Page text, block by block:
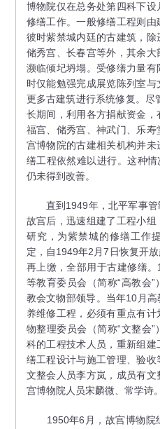
博物院仅在总务处第四科下
修缮工作。一般修缮工程则由
彼时紫禁城内廷的古建筑，除
储秀宫、长春宫等外，其余
濒临倾圮坍塌。受修缮力量
时仅能勉强完成展览陈列室
更多古建筑进行系统修复。尽
长期间，利用各方捐献资金
福宫、储秀宫、神武门、乐
宫博物院的古建相关机构并
缮工程依然难以进行。这种
仍未得到改善。
直到1949年，北平军事管
故宫后，迅速组建了工程小
研究，为紫禁城的修缮工作
定，自1949年2月7日恢复开
再上缴，全部用于古建修缮
等教育委员会（简称“高教会
教会文物部领导。当年10月
养维修工程，必须有重点有
物整理委员会（简称“文整会
科的工程技术人员，重新组
缮工程设计与施工管理、验
文整会人员李方岚，成员有
宫博物院人员宋麟微、常学诗。
1950年6月，故宫博物院